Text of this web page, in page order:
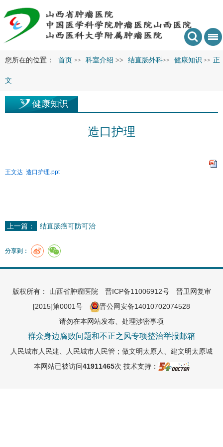
您所在的位置： 首页 >> 科室介绍 >> 结直肠外科>> 健康知识 >> 正
文
健康知识
造口护理
王文达 造口护理.ppt
上一篇： 结直肠癌可防可治
分享到：
版权所有： 山西省肿瘤医院 晋ICP备11006912号晋卫网复审
[2015]第0001号
晋公网安备14010702074528
请勿在本网站发布、处理涉密事项
群众身边腐败问题和不正之风专项整治举报邮箱
人民城市人民建、人民城市人民管；做文明太原人、建文明太原城
本网站已被访问41911465次 技术支持：